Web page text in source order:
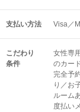
支払い方法 Visa／
こだわり
条件
女性専
のカー
完全予
り／お
ルーム
度払い